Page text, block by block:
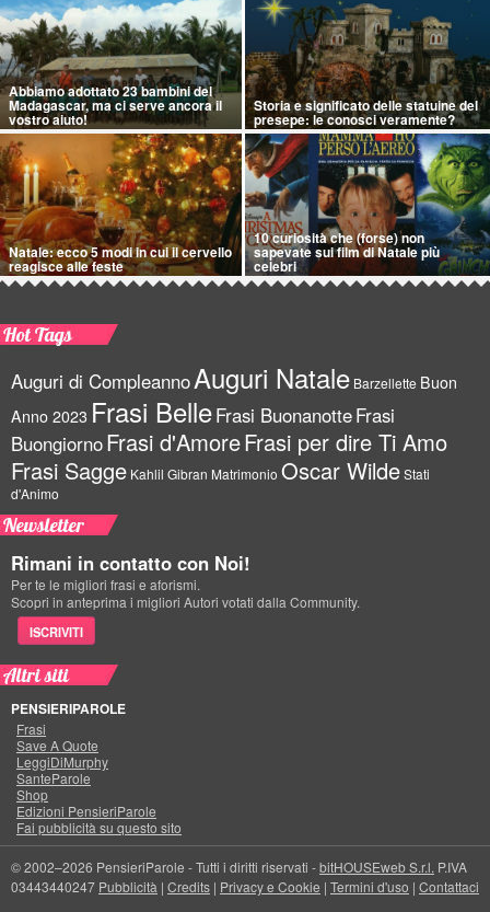
Abbiamo adottato 23 bambini del
Madagascar, ma ci serve ancora il
vostro aiuto!
Storia e significato delle statuine del
presepe: le conosci veramente?
Natale: ecco 5 modi in cui il cervello
reagisce alle feste
10 curiosità che (forse) non
sapevate sui film di Natale più
celebri
Hot Tags
Auguri di CompleannoAuguri Natale Barzellette Buon
Anno 2023 Frasi BelleFrasi BuonanotteFrasi
BuongiornoFrasi d'AmoreFrasi per dire Ti Amo
Frasi Sagge Kahlil Gibran Matrimonio Oscar WildeStati
d'Animo
Newsletter
Rimani in contatto con Noi!
Per te le migliori frasi e aforismi.
Scopri in anteprima i migliori Autori votati dalla Community.
ISCRIVITI
Altri siti
PENSIERIPAROLE
Frasi
Save A Quote
LeggiDiMurphy
SanteParole
Shop
Edizioni PensieriParole
Fai pubblicità su questo sito
© 2002–2026 PensieriParole - Tutti i diritti riservati -bitHOUSEweb S.r.l. P.IVA
03443440247 Pubblicità | Credits | Privacy e Cookie | Termini d'uso | Contattaci